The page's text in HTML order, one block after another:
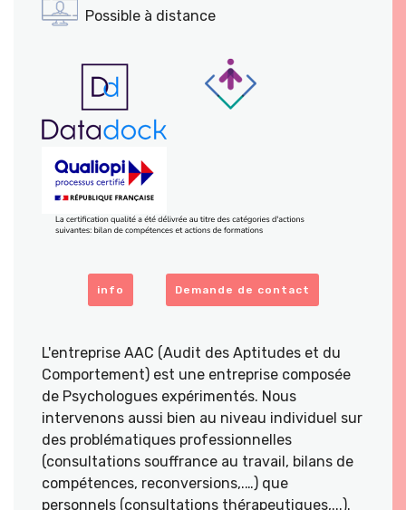
Possible à distance
info Demande de contact
L'entreprise AAC (Audit des Aptitudes et du
Comportement) est une entreprise composée
de Psychologues expérimentés. Nous
intervenons aussi bien au niveau individuel sur
des problématiques professionnelles
(consultations souffrance au travail, bilans de
compétences, reconversions,.…) que
personnels (consultations thérapeutiques,...).